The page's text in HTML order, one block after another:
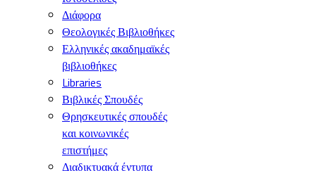
Διάφορα
Θεολογικές Βιβλιοθήκες
Ελληνικές ακαδημαϊκές
βιβλιοθήκες
Libraries
Βιβλικές Σπουδές
Θρησκευτικές σπουδές
και κοινωνικές
επιστήμες
Διαδικτυακά έντυπα